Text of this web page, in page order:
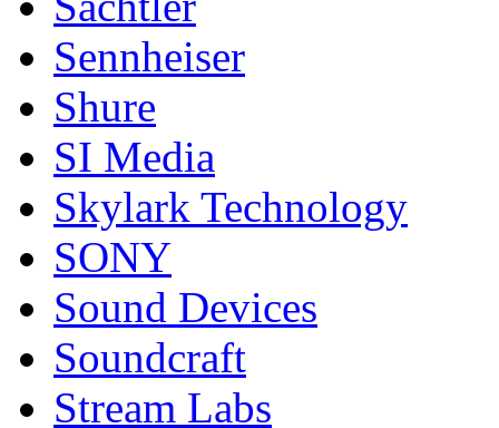
Sennheiser
Shure
SI Media
Skylark Technology
SONY
Sound Devices
Soundcraft
Stream Labs